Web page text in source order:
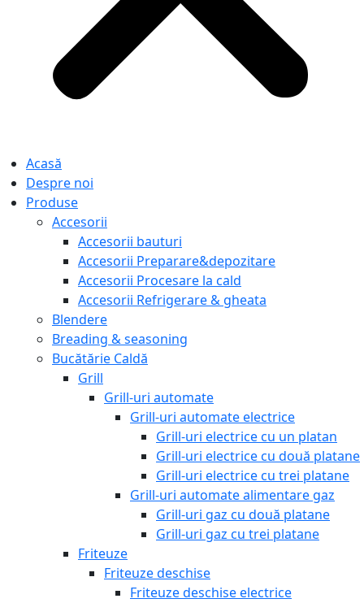
Acasă
Despre noi
Produse
Accesorii
Accesorii bauturi
Accesorii Preparare&depozitare
Accesorii Procesare la cald
Accesorii Refrigerare & gheata
Blendere
Breading & seasoning
Bucătărie Caldă
Grill
Grill-uri automate
Grill-uri automate electrice
Grill-uri electrice cu un platan
Grill-uri electrice cu două platane
Grill-uri electrice cu trei platane
Grill-uri automate alimentare gaz
Grill-uri gaz cu două platane
Grill-uri gaz cu trei platane
Friteuze
Friteuze deschise
Friteuze deschise electrice